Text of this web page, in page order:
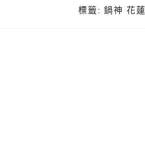
標籤: 鍋神 花蓮